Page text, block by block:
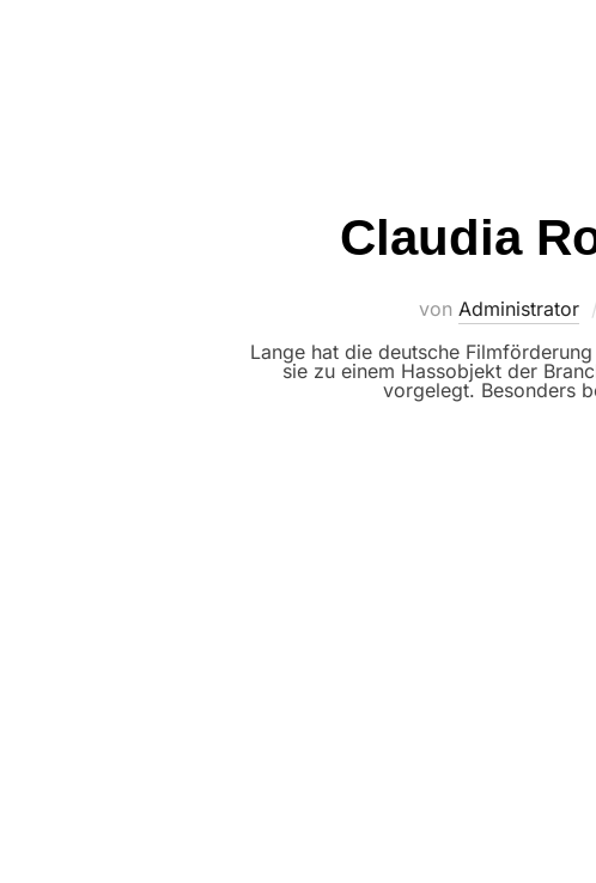
Claudia
von Administrator
Lange hat die deutsche
sie zu einem Hassobjekt der
vorgelegt. Besonders